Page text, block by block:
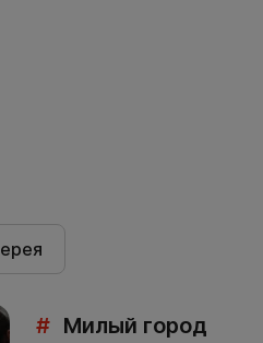
# Милый город